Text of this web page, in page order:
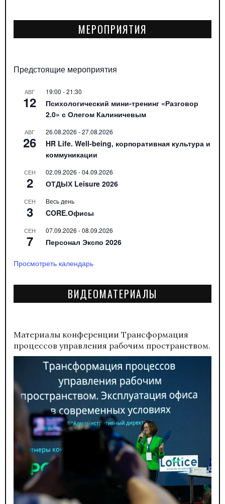
МЕРОПРИЯТИЯ
Предстоящие мероприятия
АВГ
12
19:00 -21:30
Психологический мини-тренинг «Разговор
2.0» с Олегом Калиничевым
АВГ
26
26.08.2026 -27.08.2026
HR Life. Well-being, корпоративная культура и
коммуникации
СЕН
2
02.09.2026 -04.09.2026
ОТДЫХ Leisure 2026
СЕН
3
Весь день
CORE.Офисы
СЕН
7
07.09.2026 -08.09.2026
Персонал Экспо 2026
Просмотреть календарь
ВИДЕОМАТЕРИАЛЫ
Материалы конференции Трансформация
процессов управления рабочим пространством.